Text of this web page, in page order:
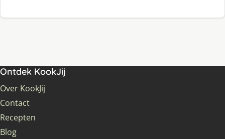
Ontdek KookJij
Over KookJij
Contact
Recepten
Blog